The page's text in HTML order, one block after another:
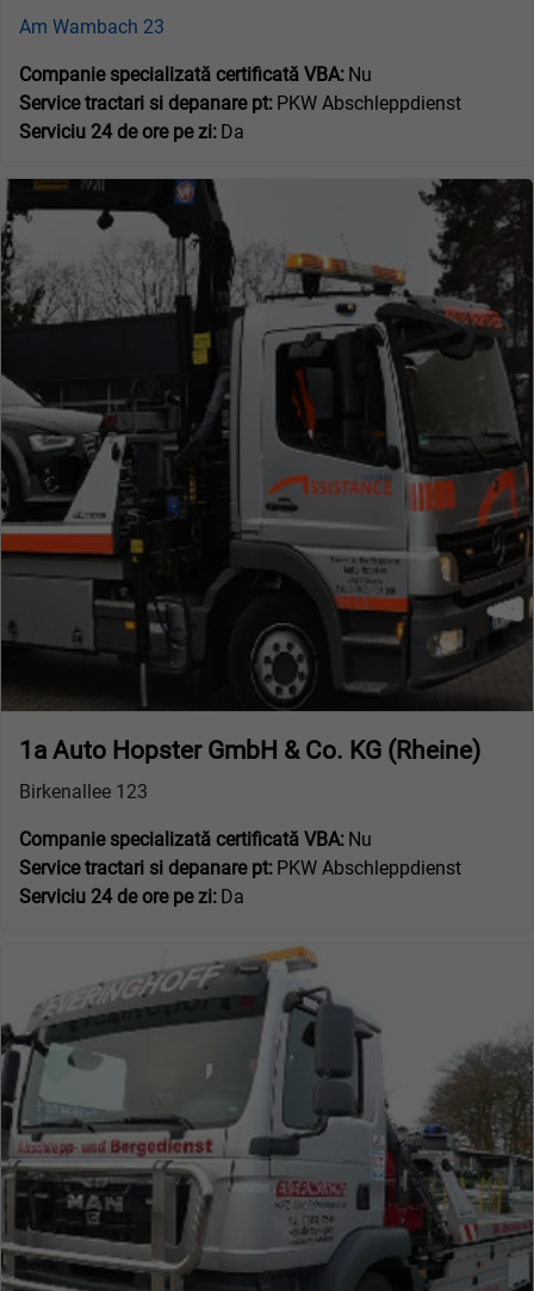
Am Wambach 23
Companie specializată certificată VBA: Nu
Service tractari si depanare pt: PKW Abschleppdienst
Serviciu 24 de ore pe zi: Da
1a Auto Hopster GmbH & Co. KG (Rheine)
Birkenallee 123
Companie specializată certificată VBA: Nu
Service tractari si depanare pt: PKW Abschleppdienst
Serviciu 24 de ore pe zi: Da